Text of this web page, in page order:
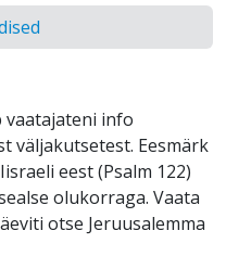
vaatajateni info
väljakutsetest. Eesmärk
eest (Psalm 122)
olukorraga. Vaata
otse Jeruusalemma